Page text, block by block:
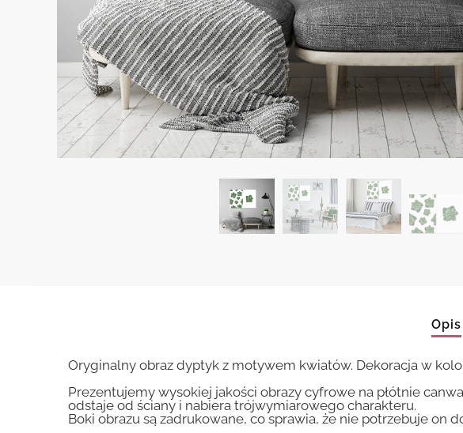
Opis
Oryginalny obraz dyptyk z motywem kwiatów. Dekoracja w
Prezentujemy wysokiej jakości obrazy cyfrowe na płótnie
odstaje od ściany i nabiera trójwymiarowego charakteru.
Boki obrazu są zadrukowane, co sprawia, że nie potrzebuje